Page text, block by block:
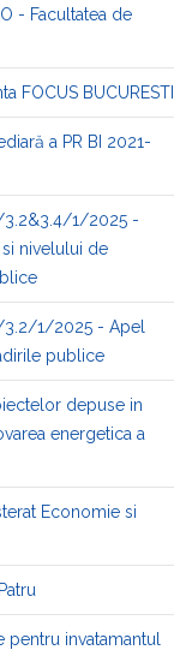
- Facultatea de
FOCUS BUCURESTI
a PR BI 2021-
3.2&3.4/1/2025 -
nivelului de
3.2/1/2025 - Apel
publice
depuse in
energetica a
Economie si
pentru invatamantul